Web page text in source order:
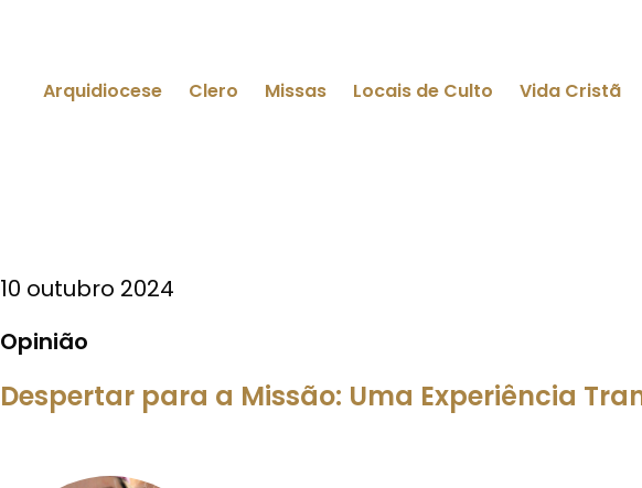
Arquidiocese Clero Missas Locais de Culto Vida Cristã
10 outubro 2024
Opinião
Despertar para a Missão: Uma Experiência